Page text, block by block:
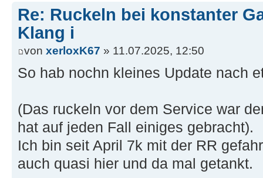
Re: Ruckeln bei konstanter
Klang i
von xerloxK67 » 11.07.2025, 12:50
So hab nochn kleines Update nach
(Das ruckeln vor dem Service war
hat auf jeden Fall einiges gebracht).
Ich bin seit April 7k mit der RR
auch quasi hier und da mal getankt.